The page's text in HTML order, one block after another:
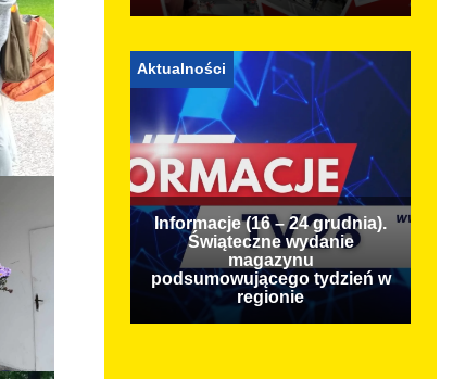
Aktualności
Informacje (16 – 24 grudnia).
Świąteczne wydanie
magazynu
podsumowującego tydzień w
regionie